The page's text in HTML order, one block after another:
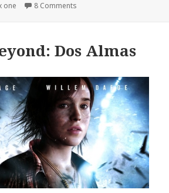
one 8 Comments
Dos Almas